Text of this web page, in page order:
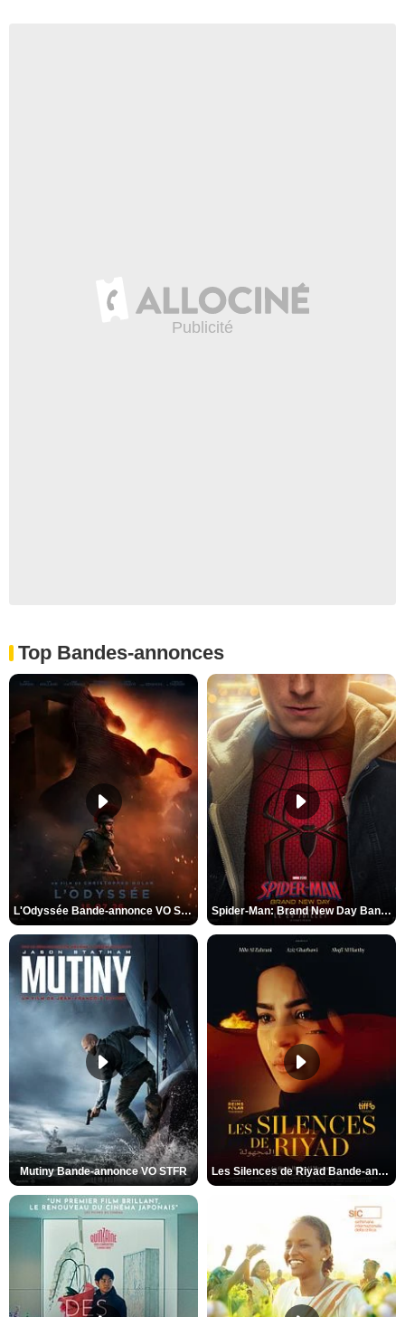
Top Bandes-annonces
L'Odyssée Bande-annonce VO STFR Spider-Man: Brand New Day Bande-annonce VO STFR
Mutiny Bande-annonce VO STFR Les Silences de Riyad Bande-annonce VO STFR